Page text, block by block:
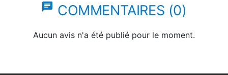
chat COMMENTAIRES (0)
Aucun avis n'a été publié pour le moment.